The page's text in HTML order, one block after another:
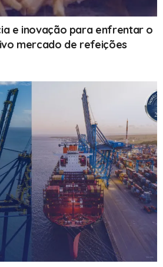
e inovação para enfrentar o
mercado de refeições